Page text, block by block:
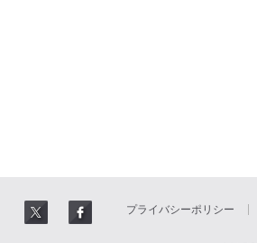
プライバシーポリシー